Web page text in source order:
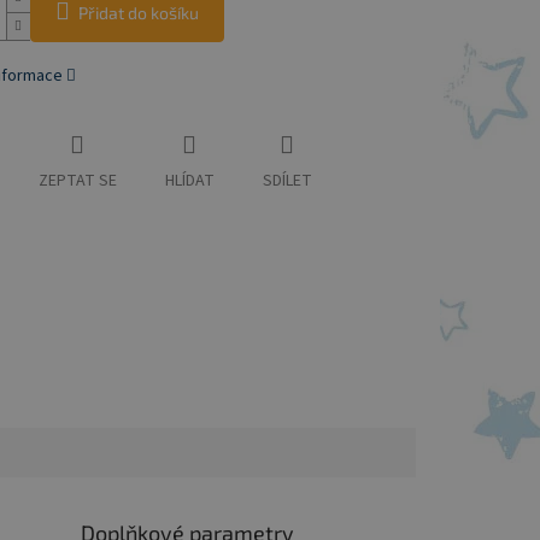
Přidat do košíku
ZEPTAT SE HLÍDAT SDÍLET
Doplňkové parametry